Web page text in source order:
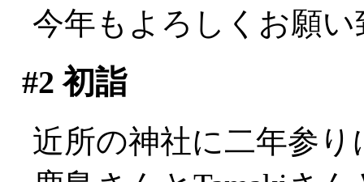
今年もよろしくお願
#2 初詣
近所の神社に二年参り